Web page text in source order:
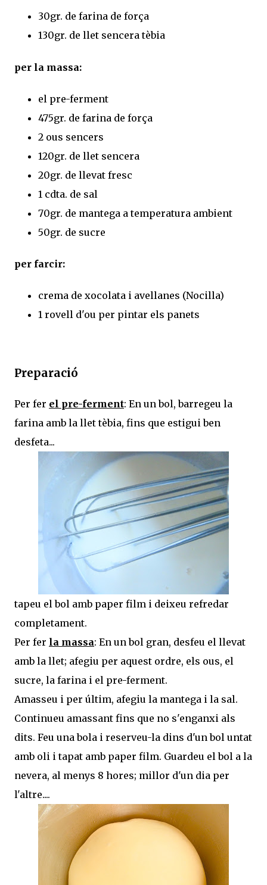
30gr. de farina de força
130gr. de llet sencera tèbia
per la massa:
el pre-ferment
475gr. de farina de força
2 ous sencers
120gr. de llet sencera
20gr. de llevat fresc
1 cdta. de sal
70gr. de mantega a temperatura ambient
50gr. de sucre
per farcir:
crema de xocolata i avellanes (Nocilla)
1 rovell d'ou per pintar els panets
Preparació
Per fer el pre-ferment: En un bol, barregeu la
farina amb la llet tèbia, fins que estigui ben
desfeta...
tapeu el bol amb paper film i deixeu refredar
completament.
Per fer la massa: En un bol gran, desfeu el llevat
amb la llet; afegiu per aquest ordre, els ous, el
sucre, la farina i el pre-ferment.
Amasseu i per últim, afegiu la mantega i la sal.
Continueu amassant fins que no s'enganxi als
dits. Feu una bola i reserveu-la dins d'un bol untat
amb oli i tapat amb paper film. Guardeu el bol a la
nevera, al menys 8 hores; millor d'un dia per
l'altre....